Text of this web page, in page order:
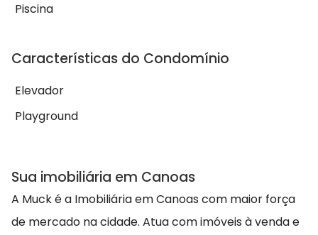
Piscina
Características do Condomínio
Elevador
Playground
Sua imobiliária em Canoas
A Muck é a Imobiliária em Canoas com maior força
de mercado na cidade. Atua com imóveis à venda e